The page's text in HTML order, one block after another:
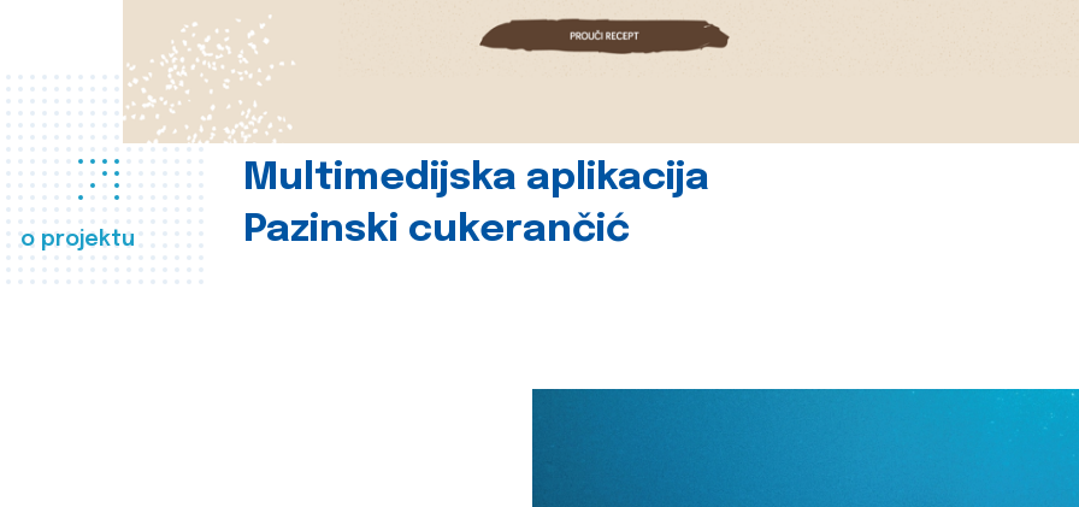
o projektu
Multimedijska aplikacija
Pazinski cukerančić